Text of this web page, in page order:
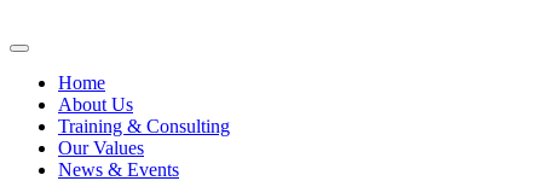
Home
About Us
Training & Consulting
Our Values
News & Events